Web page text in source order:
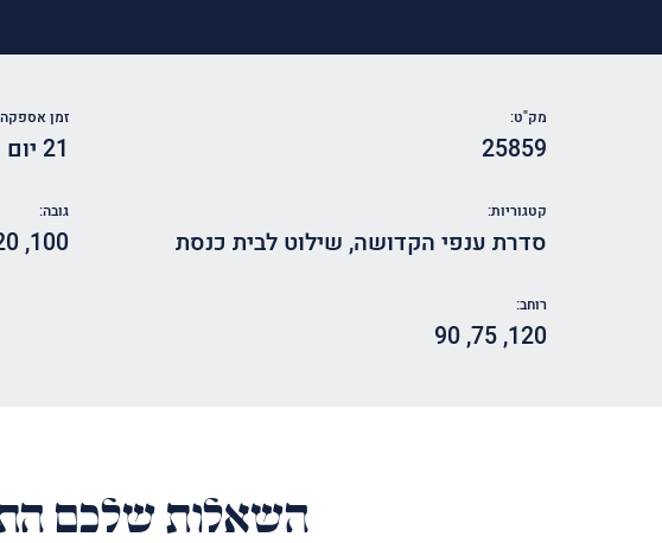
מק"ט:
25859
זמן
21 יום
קטגוריות:
סדרת ענפי הקדושה, שילוט לבית כנסת
גובה:
100
,
רוחב:
120
,
75
,
90
השאלות שלכם